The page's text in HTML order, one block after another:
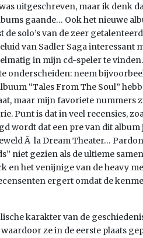
uitgeschreven, maar ik denk
gaande… Ook het nieuwe
solo’s van de zeer
van Sadler Saga interessant
in mijn cd-speler te
onderscheiden: neem
“Tales From The Soul”
maar mijn favoriete nummers
Punt is dat in veel recensies,
wordt dat een pre van dit
Ã la Dream Theater…
niet gezien als de ultieme
en het venijnige van de heavy
ergert omdat de
karakter van de
ze in de eerste plaats